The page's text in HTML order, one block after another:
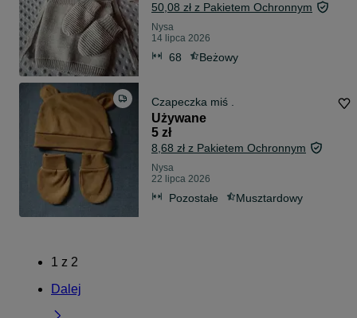
50,08 zł z Pakietem Ochronnym
Nysa
14 lipca 2026
68 Beżowy
Czapeczka miś .
Używane
5 zł
8,68 zł z Pakietem Ochronnym
Nysa
22 lipca 2026
Pozostałe Musztardowy
1 z 2
Dalej